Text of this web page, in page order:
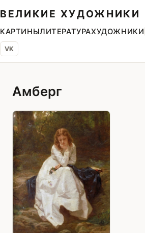
ВЕЛИКИЕ ХУДОЖНИКИ
КАРТИНЫЛИТЕРАТУРАХУДОЖНИКИ
VK
Амберг